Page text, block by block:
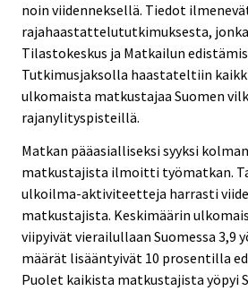
noin viidenneksellä. Tiedot
rajahaastattelututkimuksesta,
Tilastokeskus ja Matkailun
Tutkimusjaksolla haastateltiin
ulkomaista matkustajaa Suomen
rajanylityspisteillä.
Matkan pääasialliseksi syyksi
matkustajista ilmoitti työmatkan.
ulkoilma-aktiviteetteja harrasti
matkustajista. Keskimäärin
viipyivät vierailullaan Suomessa 3,9
määrät lisääntyivät 10 prosentilla
Puolet kaikista matkustajista yöpyi